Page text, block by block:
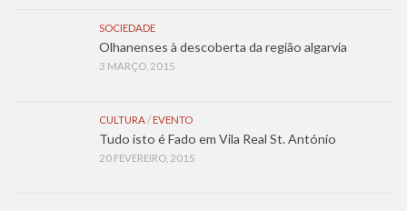
SOCIEDADE
Olhanenses à descoberta da região algarvia
3 MARÇO, 2015
CULTURA/ EVENTO
Tudo isto é Fado em Vila Real St. António
20 FEVEREIRO, 2015